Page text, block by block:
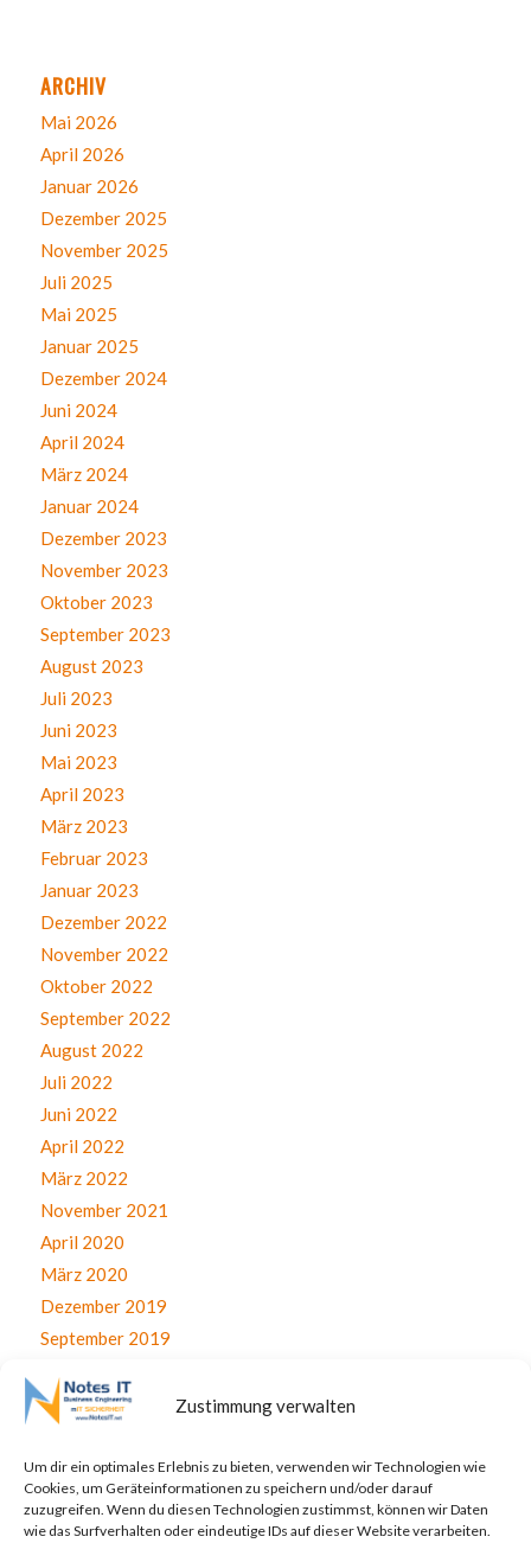
Zustimmung verwalten
Um dir ein optimales Erlebnis zu bieten, verwenden wir Technologien wie
Cookies, um Geräteinformationen zu speichern und/oder darauf
zuzugreifen. Wenn du diesen Technologien zustimmst, können wir Daten
wie das Surfverhalten oder eindeutige IDs auf dieser Website verarbeiten.
ARCHIV
Mai 2026
April 2026
Januar 2026
Dezember 2025
November 2025
Juli 2025
Mai 2025
Januar 2025
Dezember 2024
Juni 2024
April 2024
März 2024
Januar 2024
Dezember 2023
November 2023
Oktober 2023
September 2023
August 2023
Juli 2023
Juni 2023
Mai 2023
April 2023
März 2023
Februar 2023
Januar 2023
Dezember 2022
November 2022
Oktober 2022
September 2022
August 2022
Juli 2022
Juni 2022
April 2022
März 2022
November 2021
April 2020
März 2020
Dezember 2019
September 2019
Juli 2019
April 2019
November 2017
Oktober 2017